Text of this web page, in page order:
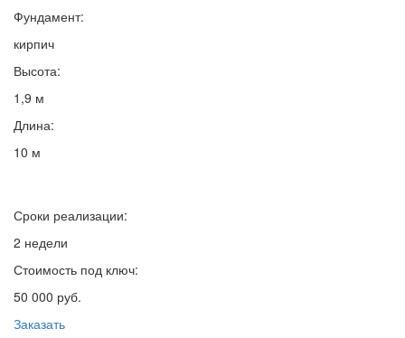
Фундамент:
кирпич
Высота:
1,9 м
Длина:
10 м
Сроки реализации:
2 недели
Стоимость под ключ:
50 000 руб.
Заказать